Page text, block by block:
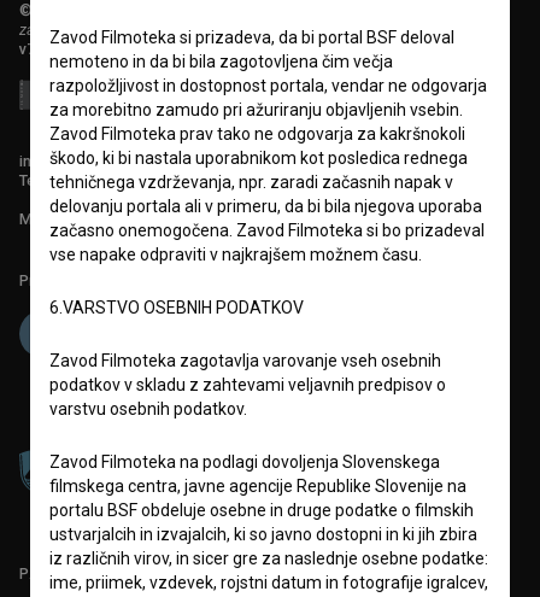
© 2018-2026, Filmoteka,
zavod za širjenje filmske kulture
v7.151.0
info@filmoteka.si
Tehnična pomoč: podpora@bsf.si
Mednarodna številka ISSN 2670-787X
Projekt sofinancira:
PARTNERJI
Zavod Filmoteka si prizadeva, da bi portal BSF deloval
nemoteno in da bi bila zagotovljena čim večja
razpoložljivost in dostopnost portala, vendar ne odgovarja
za morebitno zamudo pri ažuriranju objavljenih vsebin.
Zavod Filmoteka prav tako ne odgovarja za kakršnokoli
škodo, ki bi nastala uporabnikom kot posledica rednega
tehničnega vzdrževanja, npr. zaradi začasnih napak v
delovanju portala ali v primeru, da bi bila njegova uporaba
začasno onemogočena. Zavod Filmoteka si bo prizadeval
vse napake odpraviti v najkrajšem možnem času.
6.VARSTVO OSEBNIH PODATKOV
Zavod Filmoteka zagotavlja varovanje vseh osebnih
podatkov v skladu z zahtevami veljavnih predpisov o
varstvu osebnih podatkov.
Zavod Filmoteka na podlagi dovoljenja Slovenskega
filmskega centra, javne agencije Republike Slovenije na
portalu BSF obdeluje osebne in druge podatke o filmskih
ustvarjalcih in izvajalcih, ki so javno dostopni in ki jih zbira
iz različnih virov, in sicer gre za naslednje osebne podatke:
ime, priimek, vzdevek, rojstni datum in fotografije igralcev,